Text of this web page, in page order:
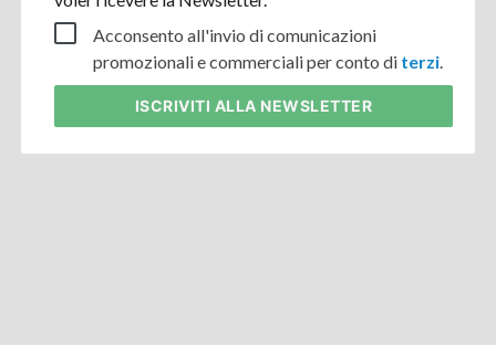
Acconsento all'invio di comunicazioni
promozionali e commerciali per conto di terzi.
ISCRIVITI ALLA NEWSLETTER